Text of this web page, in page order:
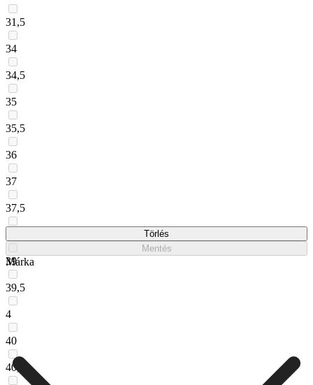
31,5
34
34,5
35
35,5
36
37
37,5
39
39,5
4
40
40,5
Törlés
Mentés
Márka